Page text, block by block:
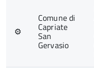
⚙
Comune di
Capriate
San
Gervasio